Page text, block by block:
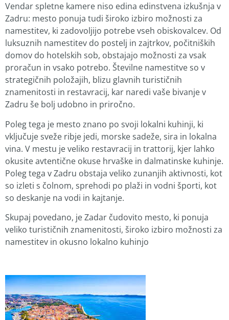
Vendar spletne kamere niso edina edinstvena izkušnja v
Zadru: mesto ponuja tudi široko izbiro možnosti za
namestitev, ki zadovoljijo potrebe vseh obiskovalcev. Od
luksuznih namestitev do postelj in zajtrkov, počitniških
domov do hotelskih sob, obstajajo možnosti za vsak
proračun in vsako potrebo. Številne namestitve so v
strategičnih položajih, blizu glavnih turističnih
znamenitosti in restavracij, kar naredi vaše bivanje v
Zadru še bolj udobno in priročno.
Poleg tega je mesto znano po svoji lokalni kuhinji, ki
vključuje sveže ribje jedi, morske sadeže, sira in lokalna
vina. V mestu je veliko restavracij in trattorij, kjer lahko
okusite avtentične okuse hrvaške in dalmatinske kuhinje.
Poleg tega v Zadru obstaja veliko zunanjih aktivnosti, kot
so izleti s čolnom, sprehodi po plaži in vodni športi, kot
so deskanje na vodi in kajtanje.
Skupaj povedano, je Zadar čudovito mesto, ki ponuja
veliko turističnih znamenitosti, široko izbiro možnosti za
namestitev in okusno lokalno kuhinjo